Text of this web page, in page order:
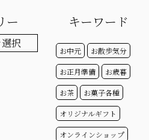
ー キーワード
お中元 お散歩気分
お正月準備 お歳暮
お茶 お菓子各種
オリジナルギフト
オンラインショップ